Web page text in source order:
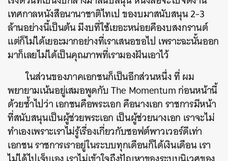
เทศกาลหนังสือนานาชาติไทเป ของบมาสนับสนุน 2-3
ล้านอย่างนี้เป็นต้น มีงบที่ใช้เยอะหน่อยคืองบสงกรานต์
แต่ก็ไม่ได้เยอะมากอย่างที่เราเสนอขอไป เพราะฉะนั้นออก
มาก็เลยไม่ได้เป็นคุณภาพที่เรามองฝันเอาไว้
ในส่วนของภาคเอกชนก็เป็นอีกส่วนหนึ่ง ที่ ผม
พยายามเน้นอยู่เสมอพูดกับ The Momentum ก่อนหน้านี้
ด้วยซ้ำไปว่า เอกชนคือพระเอก คือนางเอก ราชการมีหน้า
ที่สนับสนุนเป็นผู้ช่วยพระเอก เป็นผู้ช่วยนางเอก เราจะไม่
ทำเองเพราะเราไม่รู้เรื่องเกี่ยวกับซอฟต์พาวเวอร์ดีเท่า
เอกชน ราชการเราอยู่ในระบบทุกเดือนก็ได้เงินเดือน เรา